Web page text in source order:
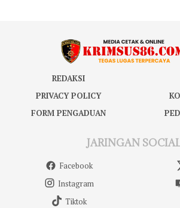
REDAKSI
PRIVACY POLICY
FORM PENGADUAN
JARINGAN
Facebook
Instagram
Tiktok